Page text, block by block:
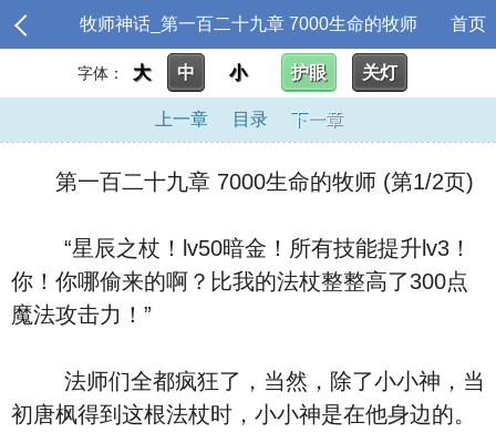
牧师神话_第一百二十九章 7000生命的牧师 首页
字体： 大 中 小 护眼 关灯
上一章 目录 下一章
第一百二十九章 7000生命的牧师 (第1/2页)
“星辰之杖！lv50暗金！所有技能提升lv3！
你！你哪偷来的啊？比我的法杖整整高了300点
魔法攻击力！”
法师们全都疯狂了，当然，除了小小神，当
初唐枫得到这根法杖时，小小神是在他身边的。